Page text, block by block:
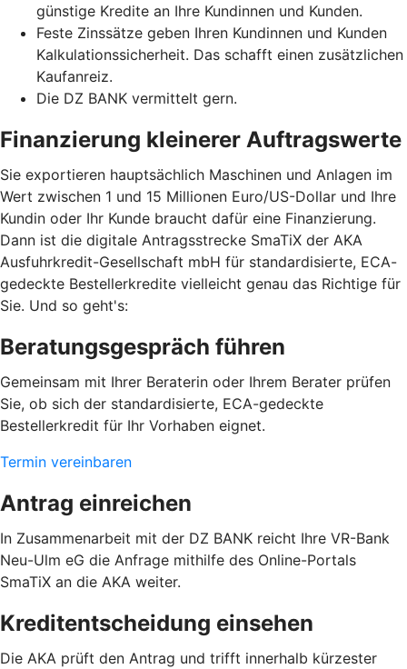
günstige Kredite an Ihre Kundinnen und Kunden.
Feste Zinssätze geben Ihren Kundinnen und Kunden
Kalkulationssicherheit. Das schafft einen zusätzlichen
Kaufanreiz.
Die DZ BANK vermittelt gern.
Finanzierung kleinerer Auftragswerte
Sie exportieren hauptsächlich Maschinen und Anlagen im
Wert zwischen 1 und 15 Millionen Euro/US-Dollar und Ihre
Kundin oder Ihr Kunde braucht dafür eine Finanzierung.
Dann ist die digitale Antragsstrecke SmaTiX der AKA
Ausfuhrkredit-Gesellschaft mbH für standardisierte, ECA-
gedeckte Bestellerkredite vielleicht genau das Richtige für
Sie. Und so geht's:
Beratungsgespräch führen
Gemeinsam mit Ihrer Beraterin oder Ihrem Berater prüfen
Sie, ob sich der standardisierte, ECA-gedeckte
Bestellerkredit für Ihr Vorhaben eignet.
Termin vereinbaren
Antrag einreichen
In Zusammenarbeit mit der DZ BANK reicht Ihre VR-Bank
Neu-Ulm eG die Anfrage mithilfe des Online-Portals
SmaTiX an die AKA weiter.
Kreditentscheidung einsehen
Die AKA prüft den Antrag und trifft innerhalb kürzester